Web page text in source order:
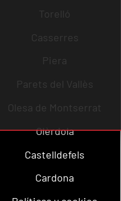
Torelló
Casserres
Piera
Parets del Vallès
Olesa de Montserrat
Olèrdola
Castelldefels
Cardona